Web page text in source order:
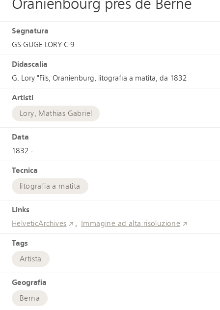
Oranienbourg près de Berne
Segnatura
GS-GUGE-LORY-C-9
Didascalia
G. Lory "Fils, Oranienburg, litografia a matita, da 1832
Artisti
Lory, Mathias Gabriel
Data
1832 -
Tecnica
litografia a matita
Links
HelveticArchives Immagine ad alta risoluzione
Tags
Artista
Geografia
Berna